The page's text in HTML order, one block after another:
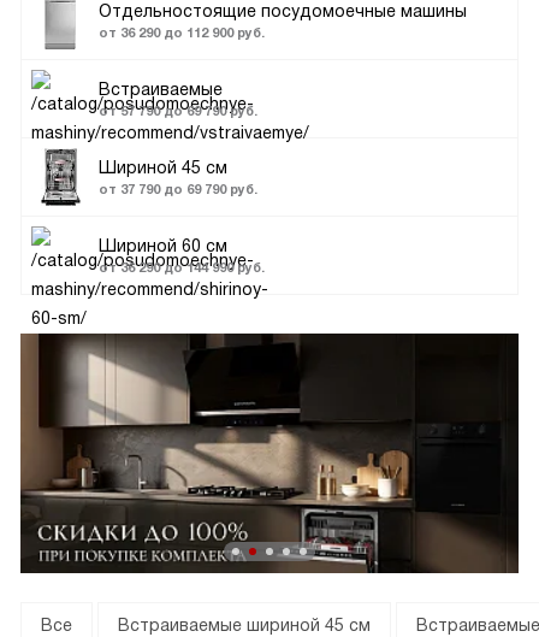
Отдельностоящие посудомоечные машины
от 36 290 до 112 900 руб.
Встраиваемые
от 57 790 до 69 790 руб.
Шириной 45 см
от 37 790 до 69 790 руб.
Шириной 60 см
от 36 290 до 144 990 руб.
Все Встраиваемые шириной 45 см